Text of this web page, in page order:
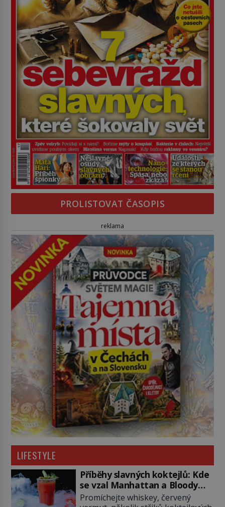
PROLISTOVAT ČASOPIS
reklama
LIFESTYLE
Příběhy slavných koktejlů: Kde
se vzal Manhattan a Bloody
Mary?
Promíchejte whiskey, červený